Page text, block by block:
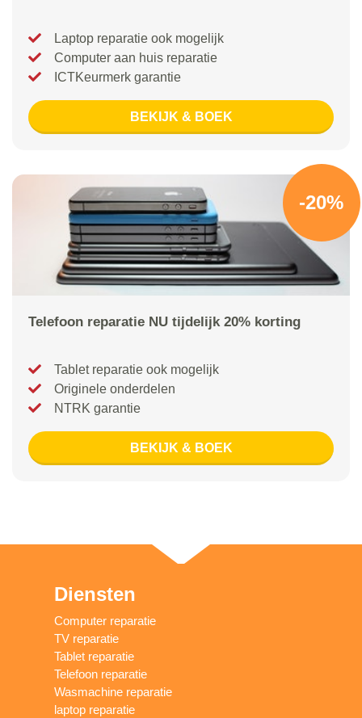
Laptop reparatie ook mogelijk
Computer aan huis reparatie
ICTKeurmerk garantie
BEKIJK & BOEK
-20%
Telefoon reparatie NU tijdelijk 20% korting
Tablet reparatie ook mogelijk
Originele onderdelen
NTRK garantie
BEKIJK & BOEK
Diensten
Computer reparatie
TV reparatie
Tablet reparatie
Telefoon reparatie
Wasmachine reparatie
laptop reparatie